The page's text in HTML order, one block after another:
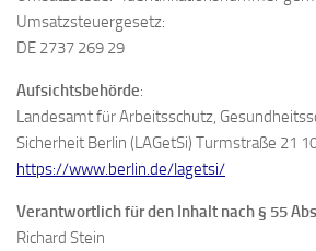
Umsatzsteuergesetz:
DE 2737 269 29
Aufsichtsbehörde:
Landesamt für Arbeitsschutz,
Sicherheit Berlin (LAGetSi) Turmstraße 21
https://www.berlin.de/lagetsi/
Verantwortlich für den Inhalt nach § 55
Richard Stein